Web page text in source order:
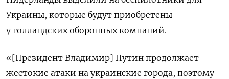
Украины, которые будут приобретены
у голландских оборонных компаний.
«[Президент Владимир] Путин продолжает
жестокие атаки на украинские города, поэтому